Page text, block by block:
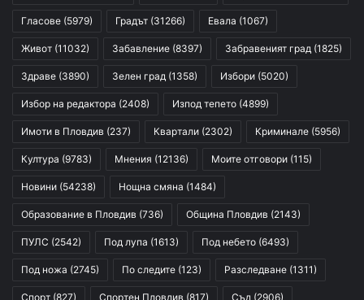
Гласове (5979) Градът (31266) Евала (1067)
Живот (11032) Забавление (8397) Забравеният град (1825)
Здраве (3890) Зелен град (1358) Избори (5020)
Избор на редактора (2408) Изпод тепето (4899)
Имоти в Пловдив (237) Квартали (2302) Криминале (5956)
Култура (9783) Мнения (12136) Моите отговори (115)
Новини (54238) Нощна смяна (1484)
Образование в Пловдив (736) Община Пловдив (2143)
ПУЛС (2542) Под лупа (1613) Под небето (6493)
Под ножа (2745) По следите (123) Разследване (1311)
Спорт (827) Спортен Пловдив (817) Съд (2906)